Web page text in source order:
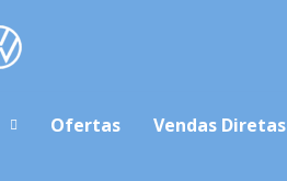
Ofertas Vendas Diretas